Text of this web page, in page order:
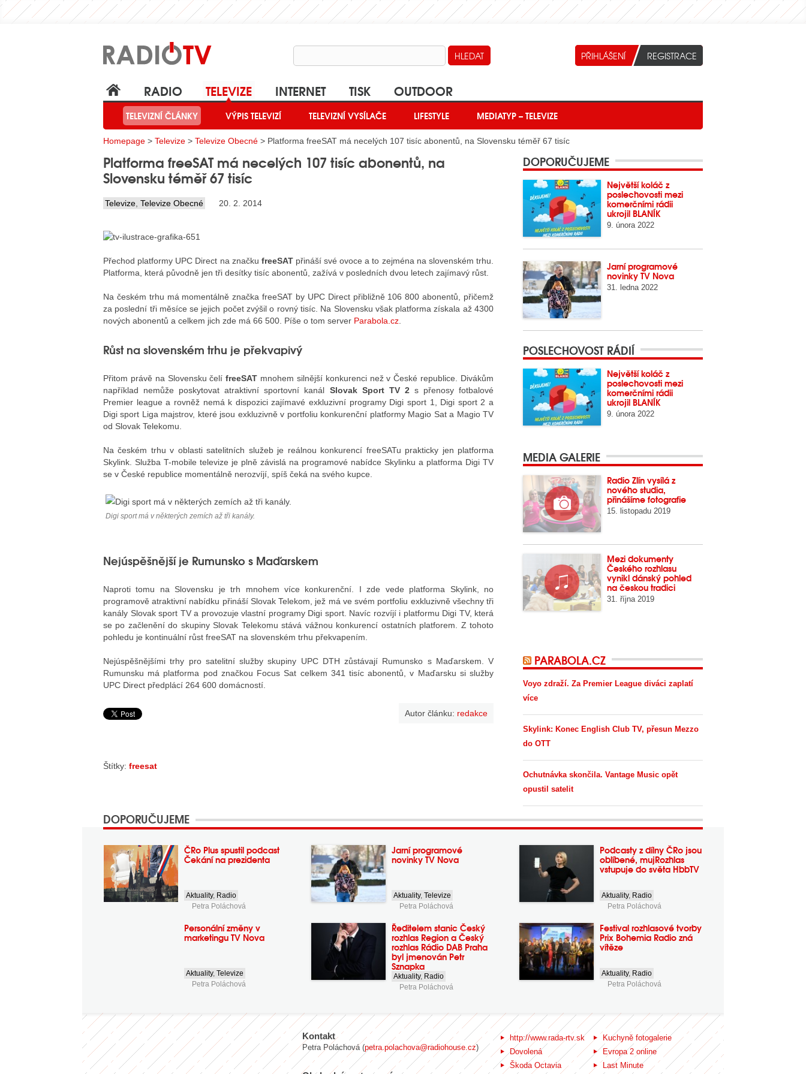
RADIO TELEVIZE
TELEVIZNÍ ČLÁNKY VÝPIS TELEVIZÍ TELEVIZNÍ VYSÍLAČE LIFESTYLE MEDIATYP – TELEVIZE
INTERNET TISK OUTDOOR
Homepage > Televize > Televize Obecné > Platforma freeSAT má necelých 107 tisíc abonentů, na Slovensku téměř 67 tisíc
Platforma freeSAT má necelých 107 tisíc abonentů, na
Slovensku téměř 67 tisíc
Televize Televize Obecné 20. 2. 2014
Přechod platformy UPC Direct na značku freeSATpřináší své ovoce a to zejména na slovenském trhu.
Platforma, která původně jen tři desítky tisíc abonentů, zažívá v posledních dvou letech zajímavý růst.
Na českém trhu má momentálně značka freeSAT by UPC Direct přibližně 106 800 abonentů, přičemž
za poslední tři měsíce se jejich počet zvýšil o rovný tisíc. Na Slovensku však platforma získala až 4300
nových abonentů a celkem jich zde má 66 500. Píše o tom server Parabola.cz
Růst na slovenském trhu je překvapivý
Přitom právě na Slovensku čelífreeSAT mnohem silnější konkurenci než v České republice. Divákům
například nemůže poskytovat atraktivní sportovní kanál Slovak Sport TV 2s přenosy fotbalové
Premier league a rovněž nemá k dispozici zajímavé exkluzivní programy Digi sport 1, Digi sport 2 a
Digi sport Liga majstrov, které jsou exkluzivně v portfoliu konkurenční platformy Magio Sat a Magio TV
od Slovak Telekomu.
Na českém trhu v oblasti satelitních služeb je reálnou konkurencí freeSATu prakticky jen platforma
Skylink. Služba T-mobile televize je plně závislá na programové nabídce Skylinku a platforma Digi TV
se v České republice momentálně nerozvíjí, spíš čeká na svého kupce.
Digi sport má v některých zemích až tři kanály.
Nejúspěšnější je Rumunsko s Maďarskem
Naproti tomu na Slovensku je trh mnohem více konkurenční. I zde vede platforma Skylink, no
programově atraktivní nabídku přináší Slovak Telekom, jež má ve svém portfoliu exkluzivně všechny tři
kanály Slovak sport TV a provozuje vlastní programy Digi sport. Navíc rozvíjí i platformu Digi TV, která
se po začlenění do skupiny Slovak Telekomu stává vážnou konkurencí ostatních platforem. Z tohoto
pohledu je kontinuální růst freeSAT na slovenském trhu překvapením.
Nejúspěšnějšími trhy pro satelitní služby skupiny UPC DTH zůstávají Rumunsko s Maďarskem. V
Rumunsku má platforma pod značkou Focus Sat celkem 341 tisíc abonentů, v Maďarsku si služby
UPC Direct předplácí 264 600 domácností.
Autor článku: redakce
Štítky: freesat
DOPORUČUJEME
Největší koláč z
poslechovosti mezi
komerčními rádii
ukrojil BLANÍK
9. února 2022
Jarní programové
novinky TV Nova
31. ledna 2022
POSLECHOVOST RÁDIÍ
Největší koláč z
poslechovosti mezi
komerčními rádii
ukrojil BLANÍK
9. února 2022
MEDIA GALERIE
Radio Zlín vysílá z
nového studia,
přinášíme fotografie
15. listopadu 2019
Mezi dokumenty
Českého rozhlasu
vynikl dánský pohled
na českou tradici
31. října 2019
PARABOLA.CZ
Voyo zdraží. Za Premier League diváci zaplatí
více
Skylink: Konec English Club TV, přesun Mezzo
do OTT
Ochutnávka skončila. Vantage Music opět
opustil satelit
DOPORUČUJEME
ČRo Plus spustil podcast
Čekání na prezidenta
Aktuality, Radio
Petra Poláchová
Jarní programové
novinky TV Nova
Aktuality,Televize
Petra Poláchová
Podcasty z dílny ČRo jsou
oblíbené, mujRozhlas
vstupuje do světa HbbTV
Aktuality, Radio
Petra Poláchová
Personální změny v
marketingu TV Nova
Aktuality,Televize
Petra Poláchová
Ředitelem stanic Český
rozhlas Region a Český
rozhlas Rádio DAB Praha
byl jmenován Petr
Sznapka
Aktuality, Radio
Petra Poláchová
Festival rozhlasové tvorby
Prix Bohemia Radio zná
vítěze
Aktuality, Radio
Petra Poláchová
Kontakt
Petra Poláchová (petra.polachova@radiohouse.cz)
http://www.rada-rtv.sk
Kuchyně fotogalerie
Dovolená
Evropa 2 online
Škoda Octavia
Last Minute